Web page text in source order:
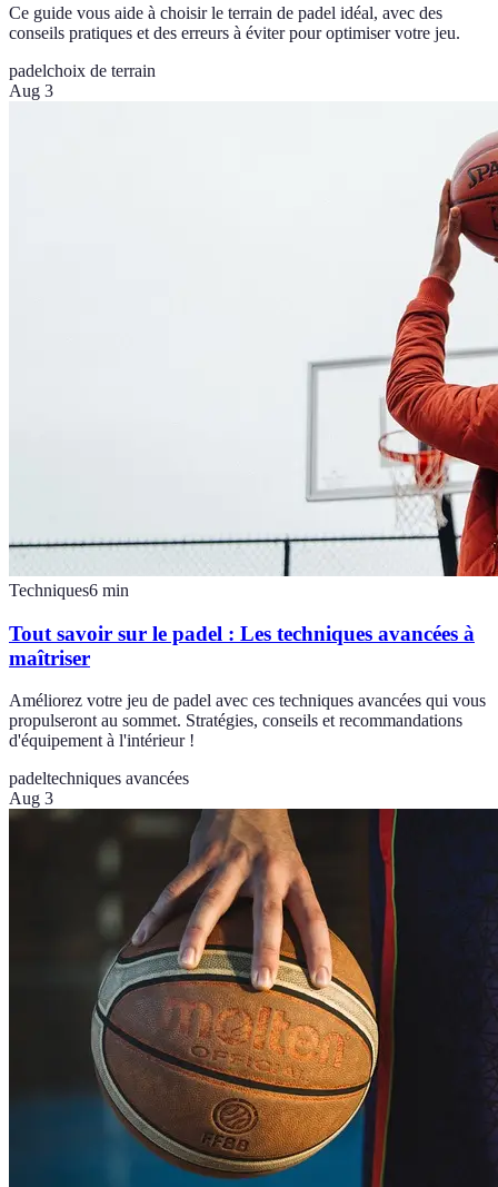
Ce guide vous aide à choisir le terrain de padel idéal, avec des
conseils pratiques et des erreurs à éviter pour optimiser votre jeu.
padelchoix de terrain
Aug 3
Techniques6 min
Tout savoir sur le padel : Les techniques avancées à
maîtriser
Améliorez votre jeu de padel avec ces techniques avancées qui vous
propulseront au sommet. Stratégies, conseils et recommandations
d'équipement à l'intérieur !
padeltechniques avancées
Aug 3